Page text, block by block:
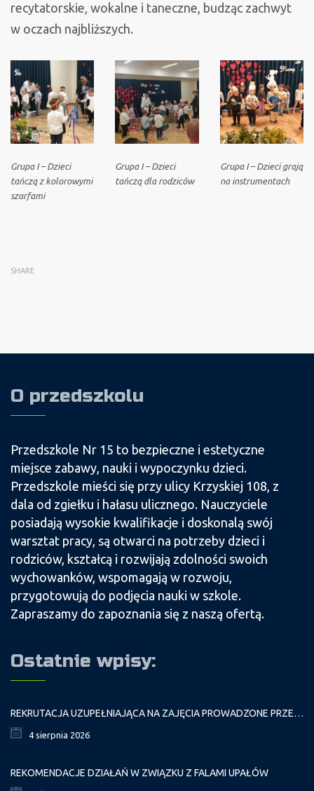
recytatorskie, wokalne i taneczne, budząc zachwyt
w oczach najbliższych.
Grupa I – Dzieci
tańczą z kolorowymi
szarfami
Grupa I – Dzieci
tańczą dla rodziców
Grupa I – Dzieci grają
na instrumentach
SHARE
O przedszkolu
Przedszkole Nr 15 to bezpieczne i estetyczne
miejsce zabawy, nauki i wypoczynku dzieci.
Przedszkole mieści się przy ulicy Krzyskiej 108, z
dala od zgiełku i hałasu ulicznego. Nauczyciele
posiadają wysokie kwalifikacje i doskonalą swój
warsztat pracy, są otwarci na potrzeby dzieci i
rodziców, kształcą i rozwijają zdolności swoich
wychowanków, wspomagają w rozwoju,
przygotowują do podjęcia nauki w szkole.
Zapraszamy do zapoznania się z naszą ofertą.
Ostatnie wpisy:
REKRUTACJA UZUPEŁNIAJĄCA NA ZAJĘCIA PROWADZONE PRZEZ PAŁAC MŁODZIEŻY W ROKU SZKOLNYM 2026/2027
4 sierpnia 2026
REKOMENDACJE DZIAŁAŃ W ZWIĄZKU Z FALAMI UPAŁÓW